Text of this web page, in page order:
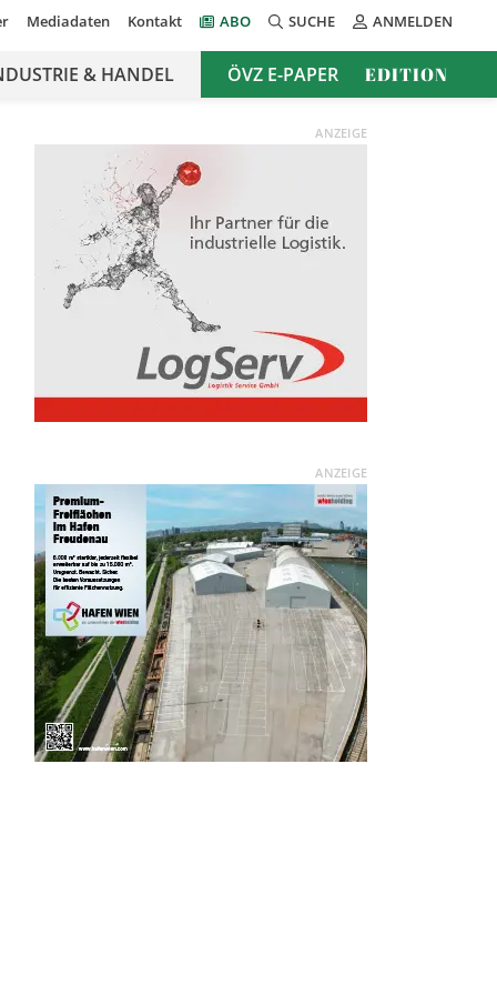
Mediadaten Kontakt ABO SUCHE ANMELDEN
& HANDEL ÖVZ E-PAPER EDITION
ANZEIGE
ANZEIGE